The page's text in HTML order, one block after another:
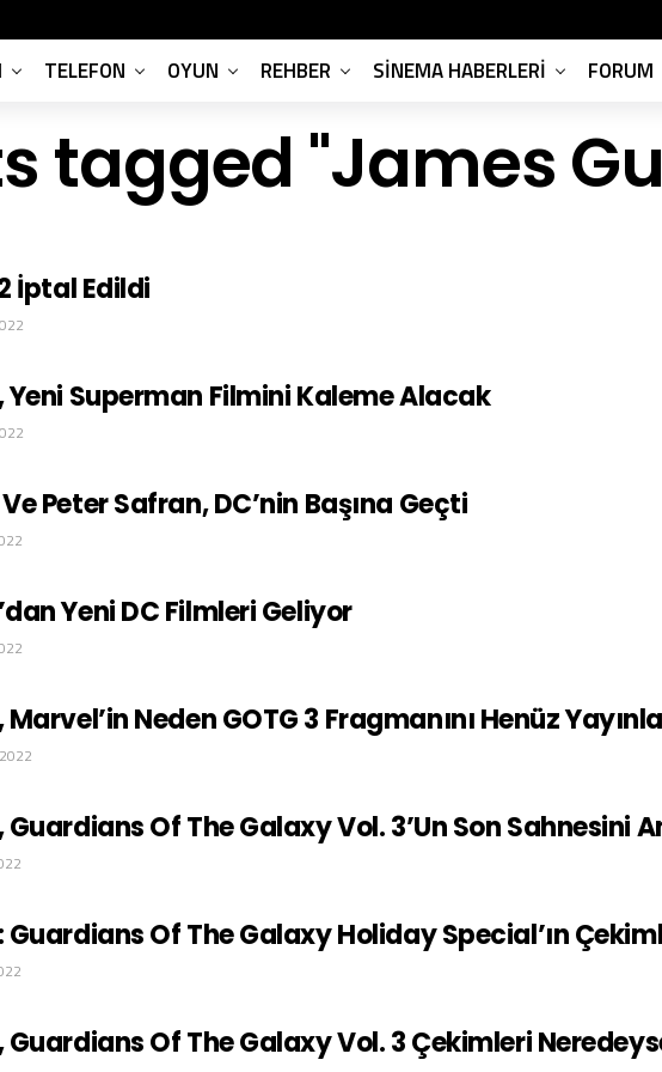
TELEFON OYUN REHBER SINEMA HABERLERI FORUM
tagged "James
İptal Edildi
Yeni Superman Filmini Kaleme Alacak
Peter Safran, DC’nin Başına Geçti
Yeni DC Filmleri Geliyor
Neden GOTG 3 Fragmanını Henüz
Of The Galaxy Vol. 3’un Son Sahnesini
Of The Galaxy Holiday Special’ın
Of The Galaxy Vol. 3 Çekimleri